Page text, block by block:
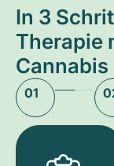
In 3
Therapie
Cannabis
01